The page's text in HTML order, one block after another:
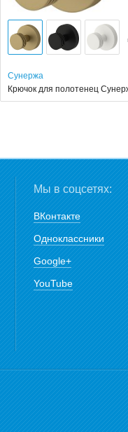
Сунержа
Крючок для полотенец
Мы в соцсетях:
ВКонтакте
Одноклассники
Google+
YouTube